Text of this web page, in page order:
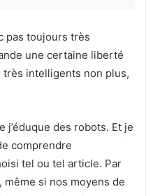
pas toujours très
une certaine liberté
très intelligents non plus,
j’éduque des robots. Et je
comprendre
tel ou tel article. Par
même si nos moyens de